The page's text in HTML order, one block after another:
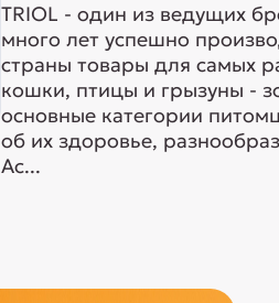
TRIOL - один из ведущих
много лет успешно
страны товары для самых
кошки, птицы и грызуны -
основные категории
об их здоровье,
Ас...